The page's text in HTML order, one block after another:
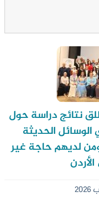
نتائج دراسة حول
الحديثة
لديهم حاجة غير